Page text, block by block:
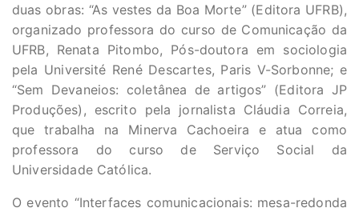
duas obras: “As vestes da Boa Morte” (Editora UFRB),
organizado professora do curso de Comunicação da
UFRB, Renata Pitombo, Pós-doutora em sociologia
pela Université René Descartes, Paris V-Sorbonne; e
“Sem Devaneios: coletânea de artigos” (Editora JP
Produções), escrito pela jornalista Cláudia Correia,
que trabalha na Minerva Cachoeira e atua como
professora do curso de Serviço Social da
Universidade Católica.
O evento “Interfaces comunicacionais: mesa-redonda